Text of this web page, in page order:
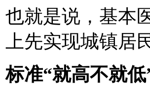
也就是说，基本
上先实现城镇居
标准“就高不就低